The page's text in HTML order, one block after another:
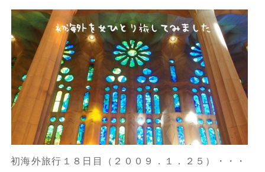
初海外旅行１８日目（２００９．１．２５）・・・